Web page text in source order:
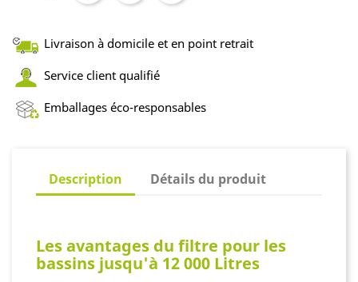
Livraison à domicile et en point retrait
Service client qualifié
Emballages éco-responsables
Description Détails du produit
Les avantages du filtre pour les
bassins jusqu'à 12 000 Litres